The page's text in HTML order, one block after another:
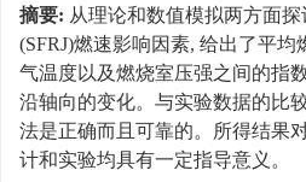
摘要: 从理论和数值模拟两方面
(SFRJ)燃速影响因素, 给出了平
气温度以及燃烧室压强之间的指
沿轴向的变化。与实验数据的比
法是正确而且可靠的。所得结果
计和实验均具有一定指导意义。